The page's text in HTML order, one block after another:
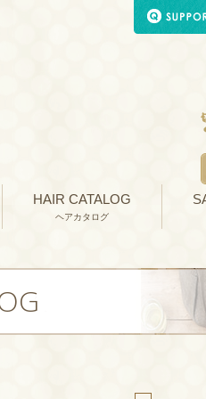
HAIR CATALOG
ヘアカタログ